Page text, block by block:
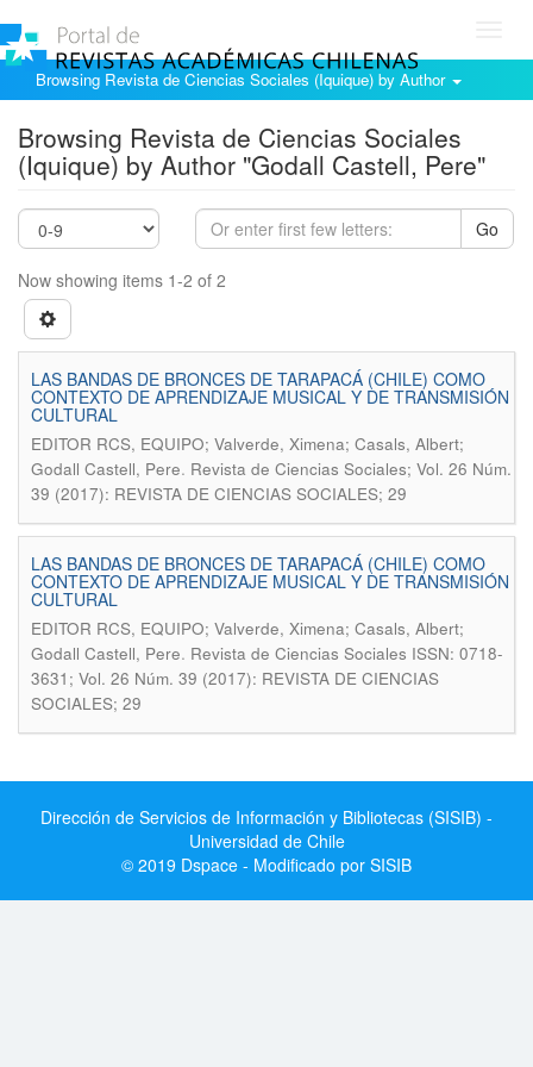
Browsing Revista de Ciencias Sociales (Iquique) by Author
Browsing Revista de Ciencias Sociales
(Iquique) by Author "Godall Castell, Pere"
Go
Now showing items 1-2 of 2
LAS BANDAS DE BRONCES DE TARAPACÁ (CHILE) COMO
CONTEXTO DE APRENDIZAJE MUSICAL Y DE TRANSMISIÓN
CULTURAL
EDITOR RCS, EQUIPO; Valverde, Ximena; Casals, Albert;
Godall Castell, Pere. Revista de Ciencias Sociales; Vol. 26 Núm.
39 (2017): REVISTA DE CIENCIAS SOCIALES; 29
LAS BANDAS DE BRONCES DE TARAPACÁ (CHILE) COMO
CONTEXTO DE APRENDIZAJE MUSICAL Y DE TRANSMISIÓN
CULTURAL
EDITOR RCS, EQUIPO; Valverde, Ximena; Casals, Albert;
Godall Castell, Pere. Revista de Ciencias Sociales ISSN: 0718-
3631; Vol. 26 Núm. 39 (2017): REVISTA DE CIENCIAS
SOCIALES; 29
Dirección de Servicios de Información y Bibliotecas (SISIB) -
Universidad de Chile
© 2019 Dspace - Modificado por SISIB